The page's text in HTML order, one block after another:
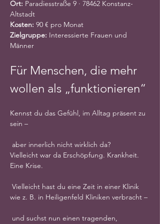
Ort: Paradiesstraße 9 · 78462 Konstanz-
Altstadt
Kosten: 90 € pro Monat
Zielgruppe: Interessierte Frauen und
Männer
Für Menschen, die mehr
wollen als „funktionieren“
Kennst du das Gefühl, im Alltag präsent zu
sein –
aber innerlich nicht wirklich da?
Vielleicht war da Erschöpfung. Krankheit.
Eine Krise.
wie z. B. in Heiligenfeld Kliniken verbracht –